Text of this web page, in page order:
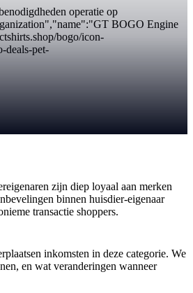
operatie op
BOGO Engine
bogo/icon-
pet-
zijn diep loyaal aan merken
binnen huisdier-eigenaar
transactie shoppers.
inkomsten in deze categorie. We
en wat veranderingen wanneer